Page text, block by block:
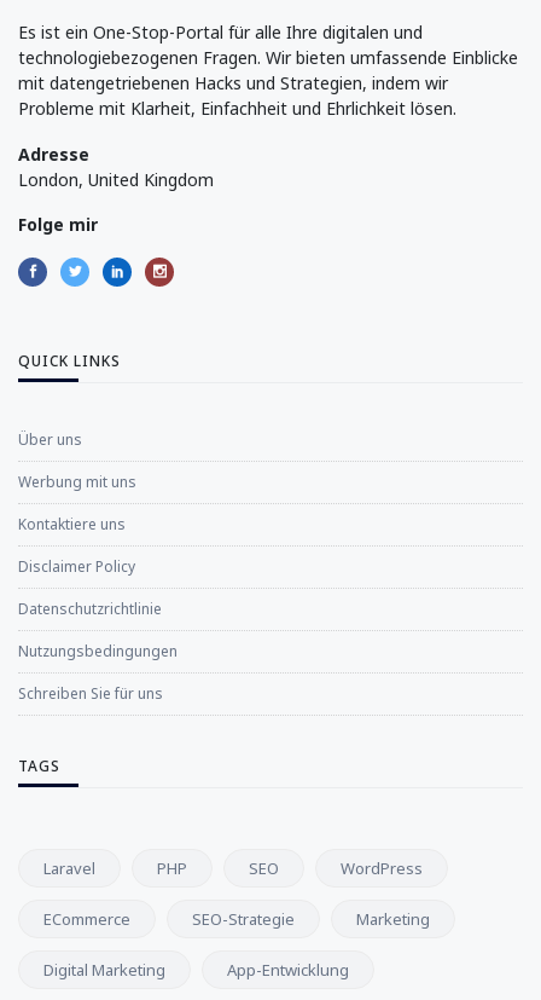
Es ist ein One-Stop-Portal für alle Ihre digitalen und
technologiebezogenen Fragen. Wir bieten umfassende Einblicke
mit datengetriebenen Hacks und Strategien, indem wir
Probleme mit Klarheit, Einfachheit und Ehrlichkeit lösen.
Adresse
London, United Kingdom
Folge mir
QUICK LINKS
Über uns
Werbung mit uns
Kontaktiere uns
Disclaimer Policy
Datenschutzrichtlinie
Nutzungsbedingungen
Schreiben Sie für uns
TAGS
Laravel PHP SEO WordPress
ECommerce SEO-Strategie Marketing
Digital Marketing App-Entwicklung